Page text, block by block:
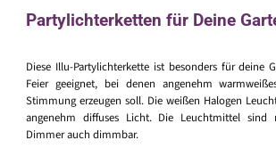
Partylichterketten für Deine
Diese Illu-Partylichterkette ist besonders für deine
Feier geeignet, bei denen angenehm
Stimmung erzeugen soll. Die weißen Halogen
angenehm diffuses Licht. Die Leuchtmittel sind
Dimmer auch dimmbar.